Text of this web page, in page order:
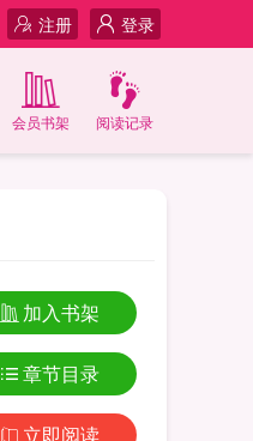
登录
注册
阅读记录
会员书架
加入书架
章节目录
立即阅读